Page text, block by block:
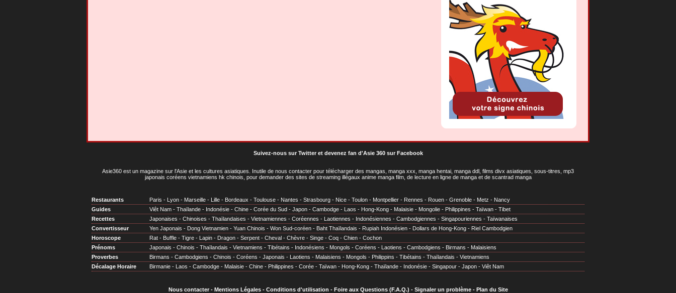
Suivez-nous sur Twitteret devenez fan d'Asie 360 sur Facebook
Asie360 est un magazine sur l'Asie et les cultures asiatiques . Inutile de nous contacter pour télécharger des mangas, manga xxx, manga hentai, manga ddl, films divx asiatiques, sous-titres, mp3
japonais coréens vietnamiens hk chinois, pour demander des sites de streaming illégaux anime manga film, de lecture en ligne de manga et de scantrad manga
Restaurants Paris - Lyon - Marseille - Lille - Bordeaux - Toulouse - Nantes - Strasbourg - Nice - Toulon - Montpellier - Rennes - Rouen - Grenoble - Metz - Nancy
Guides
Viêt Nam - Thaïlande - Indonésie - Chine - Corée du Sud - Japon - Cambodge - Laos - Hong-Kong - Malaisie - Mongolie - Philippines - Taïwan - Tibet
Recettes
Japonaises - Chinoises - Thaïlandaises - Vietnamiennes - Coréennes - Laotiennes - Indonésiennes - Cambodgiennes - Singapouriennes - Taïwanaises
Convertisseur
Yen Japonais - Dong Vietnamien - Yuan Chinois - Won Sud-coréen - Baht Thaïlandais - Rupiah Indonésien - Dollars de Hong-Kong - Riel Cambodgien
Horoscope
Rat - Buffle - Tigre - Lapin - Dragon - Serpent - Cheval - Chèvre - Singe - Coq - Chien - Cochon
Prénoms
Japonais - Chinois - Thaïlandais - Vietnamiens - Tibétains - Indonésiens - Mongols - Coréens - Laotiens - Cambodgiens - Birmans - Malaisiens
Proverbes
Birmans - Cambodgiens - Chinois - Coréens - Japonais - Laotiens - Malaisiens - Mongols - Philippins - Tibétains - Thaïlandais - Vietnamiens
Décalage Horaire
Birmanie - Laos - Cambodge - Malaisie - Chine - Philippines - Corée - Taïwan - Hong-Kong - Thaïlande - Indonésie - Singapour - Japon - Viêt Nam
Nous contacter- Mentions Légales- Conditions d'utilisation - Foire aux Questions (F.A.Q.) - Signaler un problème- Plan du Site